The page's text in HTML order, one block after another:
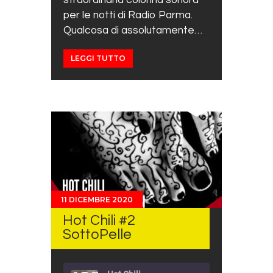
per le notti di Radio Parma.
Qualcosa di assolutamente…
LEGGI TUTTO
11 DICEMBRE 2020
Hot Chili #2
SottoPelle